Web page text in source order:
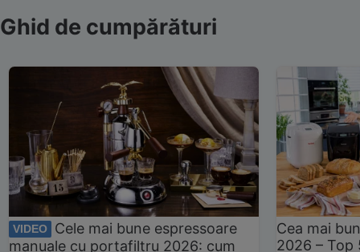
Ghid de cumpărături
VIDEO
Cele mai bune espressoare
manuale cu portafiltru 2026: cum
Cea mai
2026 –